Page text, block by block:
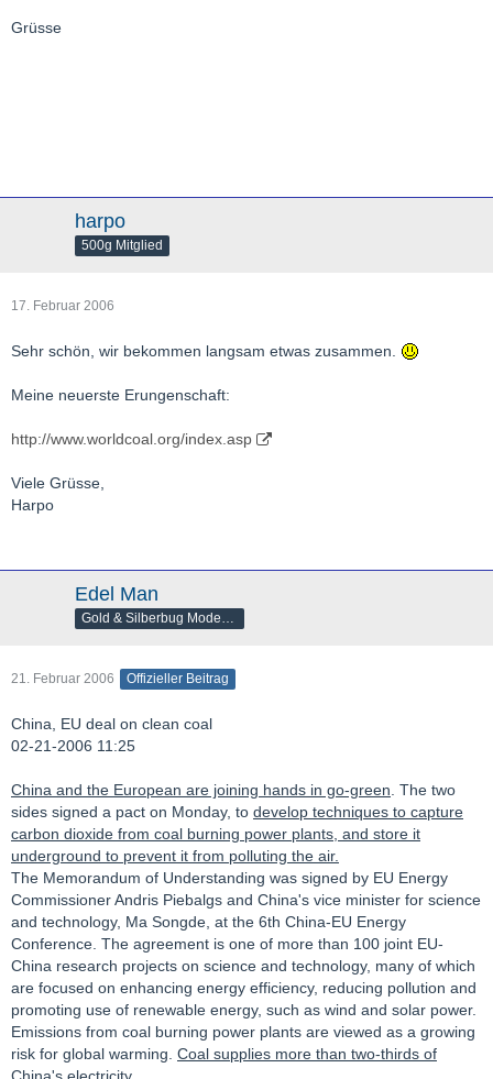
Grüsse
harpo
500g Mitglied
17. Februar 2006
Sehr schön, wir bekommen langsam etwas zusammen.
Meine neuerste Erungenschaft:
http://www.worldcoal.org/index.asp
Viele Grüsse,
Harpo
Edel Man
Gold & Silberbug Moderator
21. Februar 2006 Offizieller Beitrag
China, EU deal on clean coal
02-21-2006 11:25
China and the European are joining hands in go-green . The two
sides signed a pact on Monday, to develop techniques to capture
carbon dioxide from coal burning power plants, and store it
underground to prevent it from polluting the air.
The Memorandum of Understanding was signed by EU Energy
Commissioner Andris Piebalgs and China's vice minister for science
and technology, Ma Songde, at the 6th China-EU Energy
Conference. The agreement is one of more than 100 joint EU-
China research projects on science and technology, many of which
are focused on enhancing energy efficiency, reducing pollution and
promoting use of renewable energy, such as wind and solar power.
Emissions from coal burning power plants are viewed as a growing
risk for global warming. Coal supplies more than two-thirds of
China's electricity.